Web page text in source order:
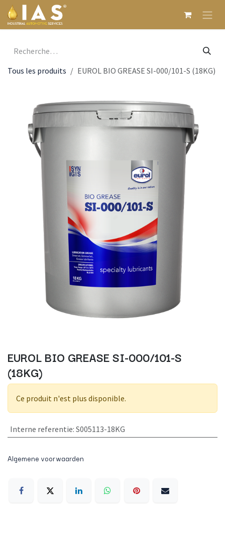
Se rendre au contenu
Tous les produits EUROL BIO GREASE SI-000/101-S (18KG)
EUROL BIO GREASE SI-000/101-S
(18KG)
Ce produit n'est plus disponible.
Interne referentie: S005113-18KG
Algemene voorwaarden